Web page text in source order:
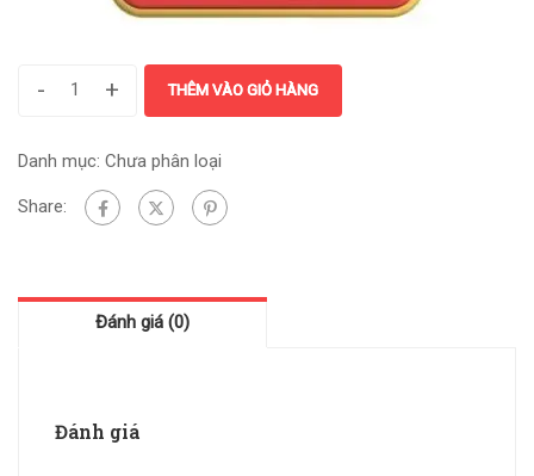
- + THÊM VÀO GIỎ HÀNG
Danh mục: Chưa phân loại
Share:
Đánh giá (0)
Đánh giá